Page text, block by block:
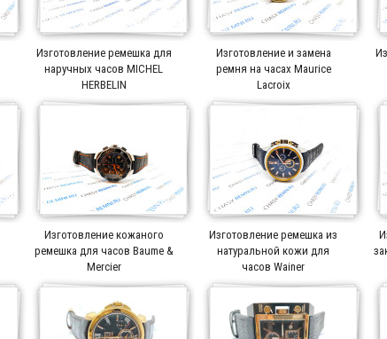
Изготовление ремешка для
наручных часов MICHEL
HERBELIN
Изготовление и замена
ремня на часах Maurice
Lacroix
Изготовление кожаного
ремешка для часов Baume &
Mercier
Изготовление ремешка из
натуральной кожи для
часов Wainer